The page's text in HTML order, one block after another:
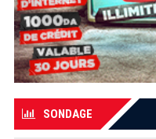
SONDAGE